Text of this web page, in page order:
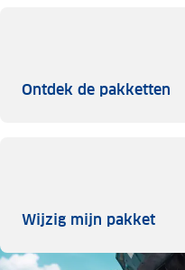
Ontdek de pakketten
Wijzig mijn pakket